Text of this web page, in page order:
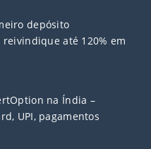
depósito
até 120% em
na Índia –
UPI, pagamentos